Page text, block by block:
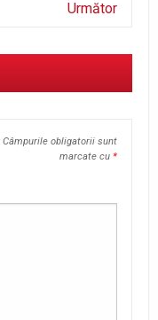
Următor
Câmpurile obligatorii sunt
marcate cu *